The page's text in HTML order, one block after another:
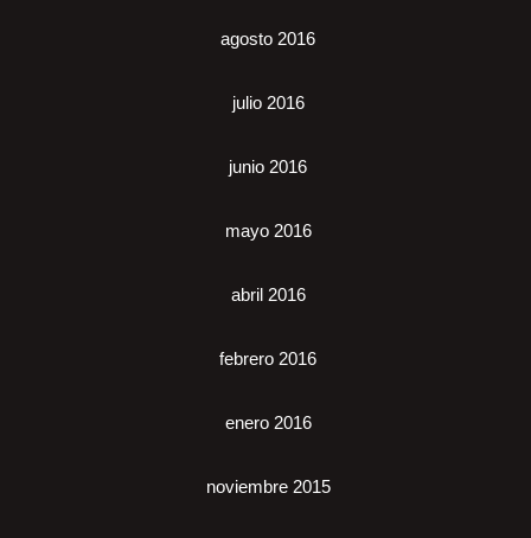
agosto 2016
julio 2016
junio 2016
mayo 2016
abril 2016
febrero 2016
enero 2016
noviembre 2015